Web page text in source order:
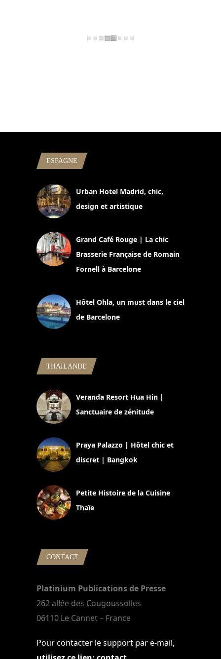
ESPAGNE
Urban Hotel Madrid, chic,
design et artistique
Grand Café Rouge | La chic
Brasserie Française de Romain
Fornell à Barcelone
Hôtel Ohla, un must dans le ciel
de Barcelone
THAILANDE
Veranda Resort Hua Hin |
Sanctuaire de zénitude
Praya Palazzo | Hôtel chic et
discret | Bangkok
Petite Histoire de la Cuisine
Thaïe
CONTACT
Platinium Publications de Presse
262 allée des Cougoussolles
06110 Le Cannet – France
Pour contacter le support par e-mail,